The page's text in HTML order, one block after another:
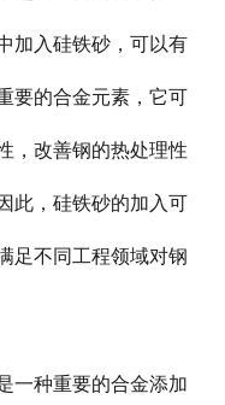
加入硅铁砂，可以有
要的合金元素，它可
，改善钢的热处理性
此，硅铁砂的加入可
足不同工程领域对钢
种重要的合金添加